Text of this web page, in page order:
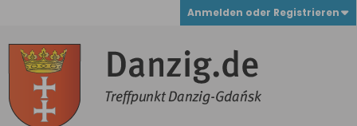
Anmelden oder Registrieren